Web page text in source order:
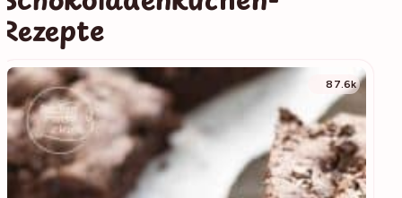
Rezepte
87.6k